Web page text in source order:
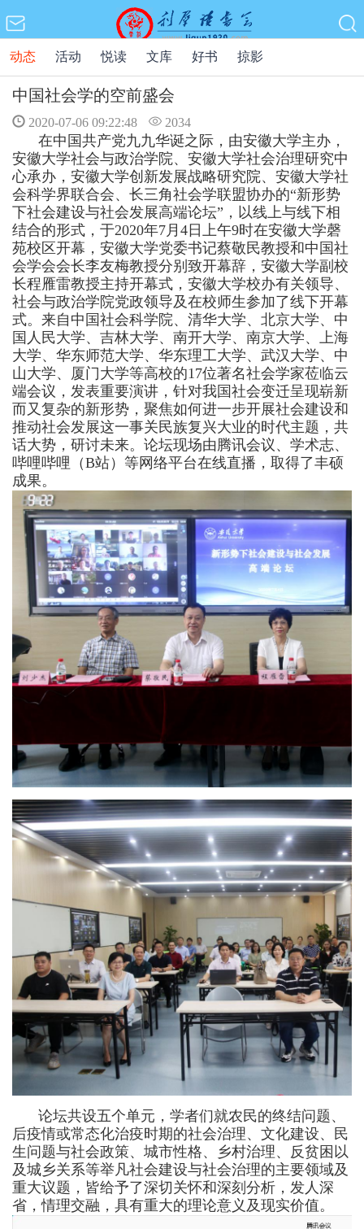
动态 活动 悦读 文库 好书 掠影
中国社会学的空前盛会
2020-07-06 09:22:48 2034
在中国共产党九九华诞之际， 由安徽大学主办，
安徽大学社会与政治学院、安徽大学社会治理研究中
心承办 ，安徽大学创新发展战略研究院、安徽大学社
会科学界联合会、长三角社会学联盟协办的“新形势
下社会建设与社会发展高端论坛” ，以线上与线下相
结合的形式，于2020年7月 4 日上午9时在安徽大学磬
苑校区开幕，安徽大学党委书记蔡敬民教授和中国社
会学会会长李友梅教授分别致开幕辞 ，安徽大学副校
长程雁雷教授主持开幕式 ，安徽大学校办有关领导、
社会与政治学院党政领导及在校师生参加了线下开幕
式。来自中国社会科学院、清华大学、北京大学、中
国人民大学、吉林大学、南开大学、南京大学、上海
大学、华东师范大学、华东理工大学、 武汉大学、中
山大学、厦门大学等高校的17位著名社会学家莅临云
端会议，发表重要演讲 ， 针对我国社会变迁呈现崭新
而又复杂的新形势 ，聚焦如何进一步开展社会建设和
推动社会发展这一事关民族复兴大业的时代主题，共
话大势 ， 研讨未来。 论坛现场由腾讯会议、学术志、
哔哩哔哩（B站） 等网络平台在线直播 ， 取得了丰硕
成果。
论坛共设五个单元， 学者们就农民的终结问题、
后疫情或常态化治疫时期的社会治理、 文化建设、民
生问题与社会政策、城市性格、乡村治理、反贫困以
及城乡关系等举凡社会建设与社会治理的主要领域及
重大议题，皆给予了深切关怀和深刻分析，发人深
省，情理交融，具有重大的理论意义及现实价值。